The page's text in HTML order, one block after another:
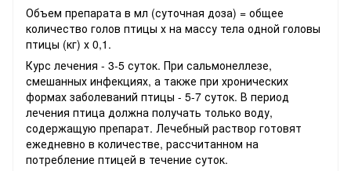
Объем препарата в мл (суточная доза) = общее
количество голов птицы х на массу тела одной головы
птицы (кг) х 0,1.
Курс лечения - 3-5 суток. При сальмонеллезе,
смешанных инфекциях, а также при хронических
формах заболеваний птицы - 5-7 суток. В период
лечения птица должна получать только воду,
содержащую препарат. Лечебный раствор готовят
ежедневно в количестве, рассчитанном на
потребление птицей в течение суток.